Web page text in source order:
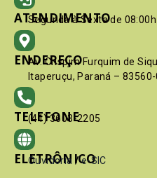
ATENDIMENTO
Segunda à Sexta de
ENDEREÇO
Av. Crispim Furquim de
Itaperuçu, Paraná – 83560-
TELEFONE
(41) 3603-2205
ELETRÔNICO
Ouvidoria / e-SIC